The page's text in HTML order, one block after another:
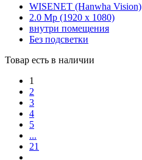
WISENET (Hanwha Vision)
2.0 Mp (1920 x 1080)
внутри помещения
Без подсветки
Товар есть в наличии
1
2
3
4
5
...
21